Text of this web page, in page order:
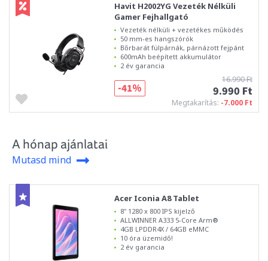
Havit H2002YG Vezeték Nélküli
Gamer Fejhallgató
Vezeték nélküli + vezetékes működés
50 mm-es hangszórók
Bőrbarát fülpárnák, párnázott fejpánt
600mAh beépített akkumulátor
2 év garancia
16.990 Ft
9.990 Ft
Megtakarítás: -7.000 Ft
-41%
A hónap ajánlatai
Mutasd mind
Acer Iconia A8 Tablet
8" 1280 x 800 IPS kijelző
ALLWINNER A333 5-Core Arm®
4GB LPDDR4X / 64GB eMMC
10 óra üzemidő!
2 év garancia